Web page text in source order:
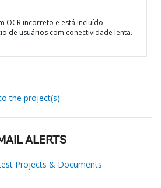
OCR incorreto e está incluído
de usuários com conectividade lenta.
the project(s)
ALERTS
Projects & Documents